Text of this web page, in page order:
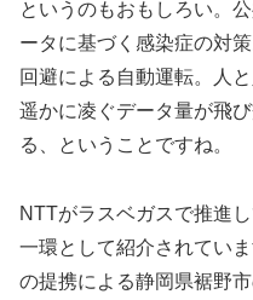
というのもおもしろい。
ータに基づく感染症の対
回避による自動運転。人
遥かに凌ぐデータ量が飛
る、ということですね。
NTTがラスベガスで推進
一環として紹介されてい
の提携による静岡県裾野